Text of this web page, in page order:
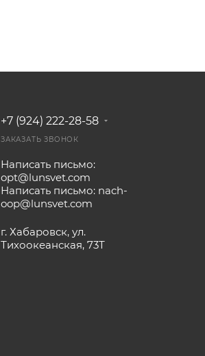
+7 (924) 222-28-58
ЗАКАЗАТЬ ЗВОНОК
Написать письмо:
opt@lunsvet.com
Написать письмо: nach-
oop@lunsvet.com
г. Хабаровск, ул.
Тихоокеанская, 73Т